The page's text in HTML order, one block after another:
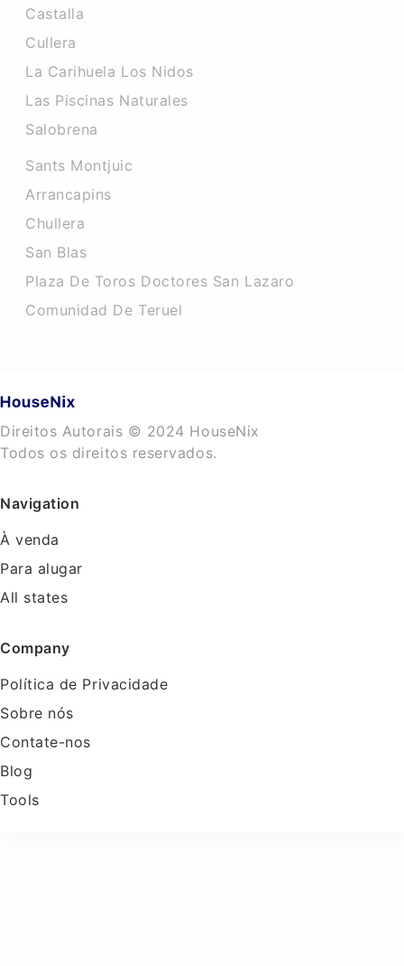
Castalla
Cullera
La Carihuela Los Nidos
Las Piscinas Naturales
Salobrena
Sants Montjuic
Arrancapins
Chullera
San Blas
Plaza De Toros Doctores San Lazaro
Comunidad De Teruel
Direitos Autorais © 2024 HouseNix
Todos os direitos reservados.
Navigation
À venda
Para alugar
All states
Company
Política de Privacidade
Sobre nós
Contate-nos
Blog
Tools